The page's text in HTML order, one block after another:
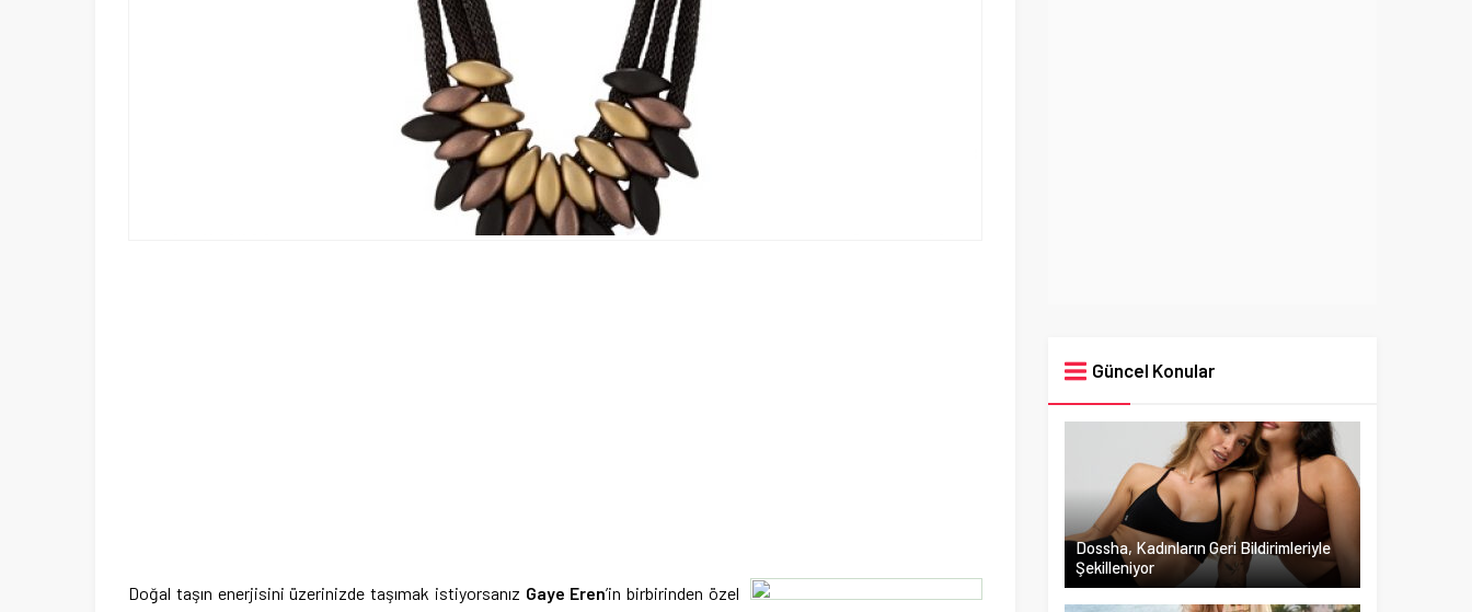
Doğal taşın enerjisini üzerinizde taşımak istiyorsanız Gaye Eren’in birbirinden özel
Güncel Konular
Dossha, Kadınların Geri Bildirimleriyle
Şekilleniyor